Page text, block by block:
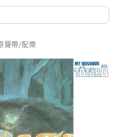
聲帶/配樂